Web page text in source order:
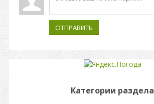
ОТПРАВИТЬ
Категории раздела